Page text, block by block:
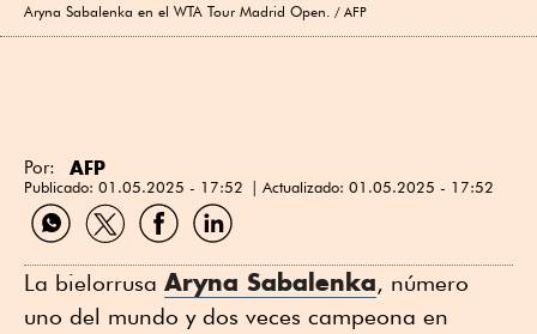
Aryna Sabalenka en el WTA Tour Madrid Open. AFP
Por: AFP
Publicado: 01.05.2025 - 17:52 Actualizado: 01.05.2025 - 17:52
Compartir
por
Compartir
por
Compartir
por
Compartir
por
La bielorrusa Aryna Sabalenka, número
uno del mundo y dos veces campeona en